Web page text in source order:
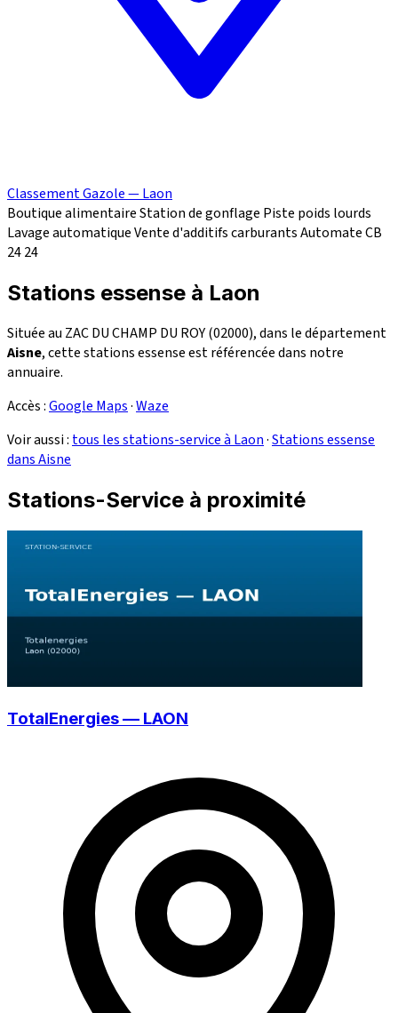
Classement Gazole — Laon
Boutique alimentaireStation de gonflage Piste poids lourds
Lavage automatiqueVente d'additifs carburantsAutomate CB
2424
Stations essense à Laon
Située au ZAC DU CHAMP DU ROY (02000), dans le département
Aisne, cette stations essense est référencée dans notre
annuaire.
Accès :Google Maps·Waze
Voir aussi : tous les stations-service à Laon·Stations essense
dans Aisne
Stations-Service à proximité
TotalEnergies — LAON